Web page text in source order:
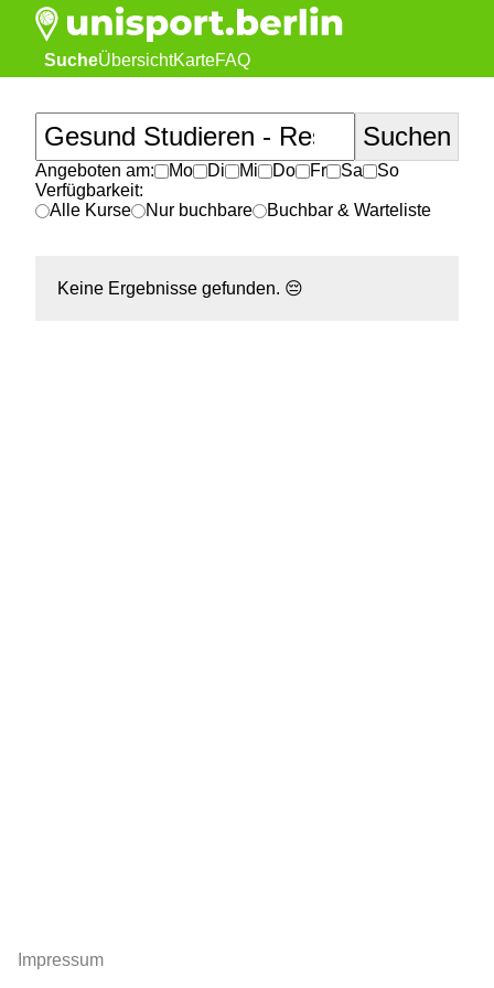
SucheÜbersichtKarteFAQ
Angeboten am: Mo Di Mi Do Fr Sa
So
Verfügbarkeit:
Alle Kurse
Nur buchbare Buchbar & Warteliste
Keine Ergebnisse gefunden. 😔
Impressum